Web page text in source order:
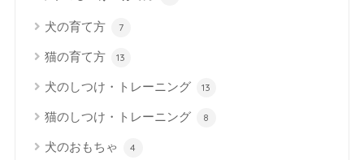
犬の育て方 7
猫の育て方 13
犬のしつけ・トレーニング 13
猫のしつけ・トレーニング 8
犬のおもちゃ 4